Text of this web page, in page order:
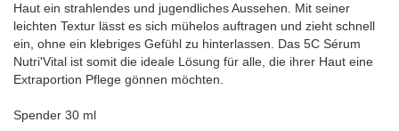
Haut ein strahlendes und jugendliches Aussehen. Mit seiner
leichten Textur lässt es sich mühelos auftragen und zieht schnell
ein, ohne ein klebriges Gefühl zu hinterlassen. Das 5C Sérum
Nutri'Vital ist somit die ideale Lösung für alle, die ihrer Haut eine
Extraportion Pflege gönnen möchten.
Spender 30 ml